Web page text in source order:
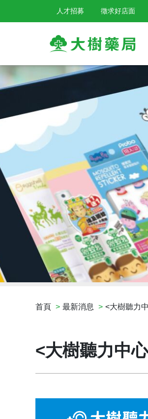
大
連
鎖
藥
局
人才招募 徵求好店面
首頁 最新消息 <大樹聽力
<大樹聽力中